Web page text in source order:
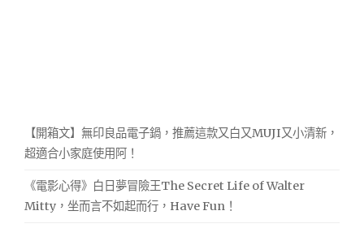
【開箱文】無印良品電子鍋，推薦這款又白又MUJI又小清新，
超適合小家庭使用阿！
《電影心得》白日夢冒險王The Secret Life of Walter
Mitty，坐而言不如起而行，Have Fun！